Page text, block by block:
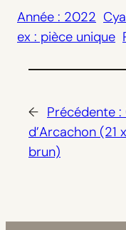
Année : 2022
ex : pièce unique
← Précédente :
d’Arcachon (21
brun)